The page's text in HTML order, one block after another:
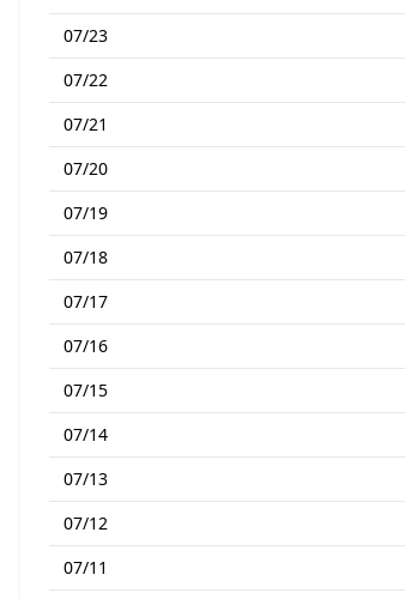
07/23
07/22
07/21
07/20
07/19
07/18
07/17
07/16
07/15
07/14
07/13
07/12
07/11